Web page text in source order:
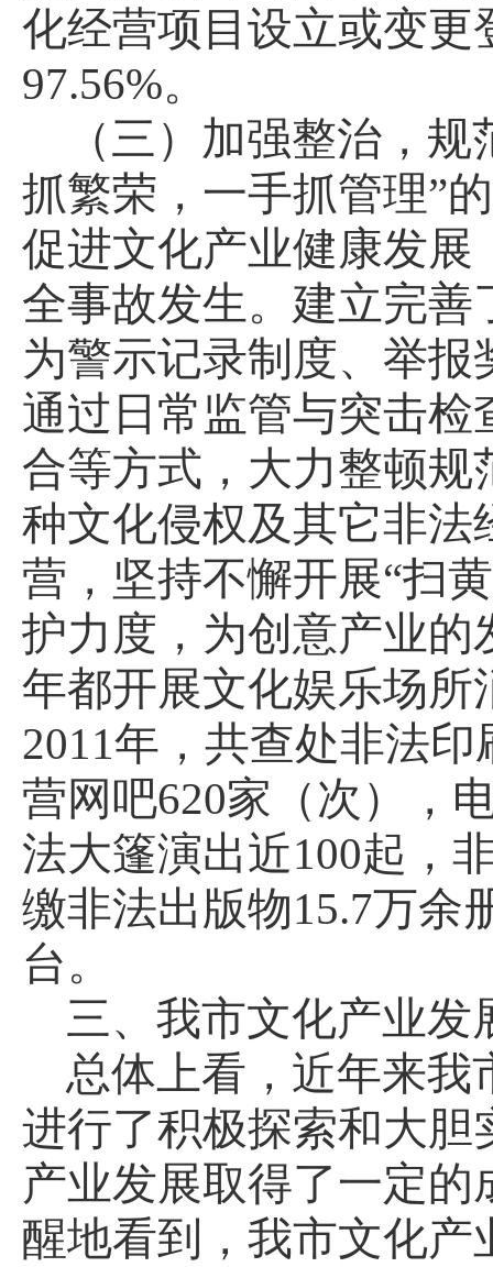
化经营项目设立或变更
97.56%。
（三）加强整治，
抓繁荣，一手抓管理”
促进文化产业健康发
全事故发生。建立完
为警示记录制度、举
通过日常监管与突击
合等方式，大力整顿
种文化侵权及其它非
营，坚持不懈开展“扫
护力度，为创意产业
年都开展文化娱乐场所
2011年，共查处非法印
营网吧620家（次），
法大篷演出近100起，
缴非法出版物15.7万余
台。
三、我市文化产业发
总体上看，近年来我
进行了积极探索和大
产业发展取得了一定
醒地看到，我市文化